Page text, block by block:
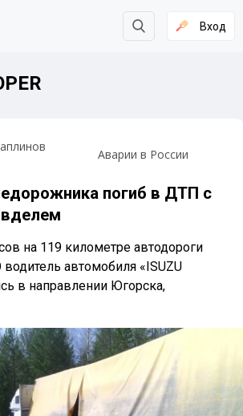
Вход
Аварии в России
погиб в ДТП с
на 119 километре автодороги
автомобиля «ISUZU
в направлении Югорска,